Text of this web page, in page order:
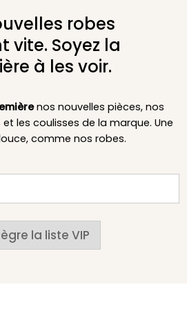
robes
vite. Soyez la
à les voir.
nos nouvelles pièces, nos
les coulisses de la marque. Une
comme nos robes.
la liste VIP